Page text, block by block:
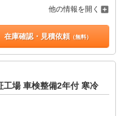
他の情報を開く
在庫確認・見積依頼（無料）
場 車検整備2年付 寒冷